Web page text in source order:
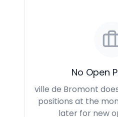
No Open
ville de Bromont
positions at the
later for new